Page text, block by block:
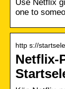
Use Netflix
one to
http s://
Netflix-